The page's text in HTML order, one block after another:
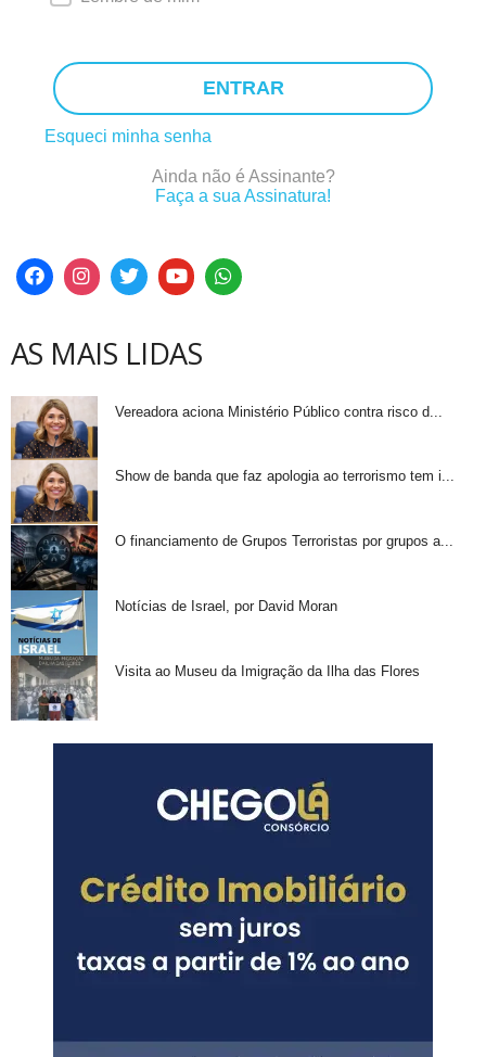
ENTRAR
Esqueci minha senha
Ainda não é Assinante?
Faça a sua Assinatura!
AS MAIS LIDAS
Vereadora aciona Ministério Público contra risco d...
Show de banda que faz apologia ao terrorismo tem i...
O financiamento de Grupos Terroristas por grupos a...
Notícias de Israel, por David Moran
Visita ao Museu da Imigração da Ilha das Flores